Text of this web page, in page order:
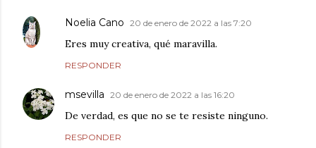
Noelia Cano 20 de enero de 2022 a las 7:20
Eres muy creativa, qué maravilla.
RESPONDER
msevilla 20 de enero de 2022 a las 16:20
De verdad, es que no se te resiste ninguno.
RESPONDER